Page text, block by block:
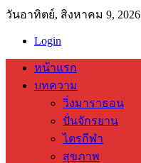
วันอาทิตย์, สิงหาคม 9, 2026
Login
หน้าแรก
บทความ
วิ่งมาราธอน
ปั่นจักรยาน
ไตรกีฬา
สุขภาพ